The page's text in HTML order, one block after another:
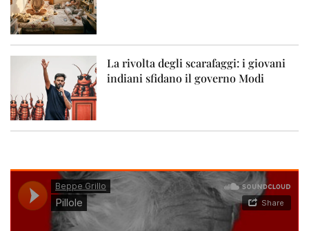
La rivolta degli scarafaggi: i giovani
indiani sfidano il governo Modi